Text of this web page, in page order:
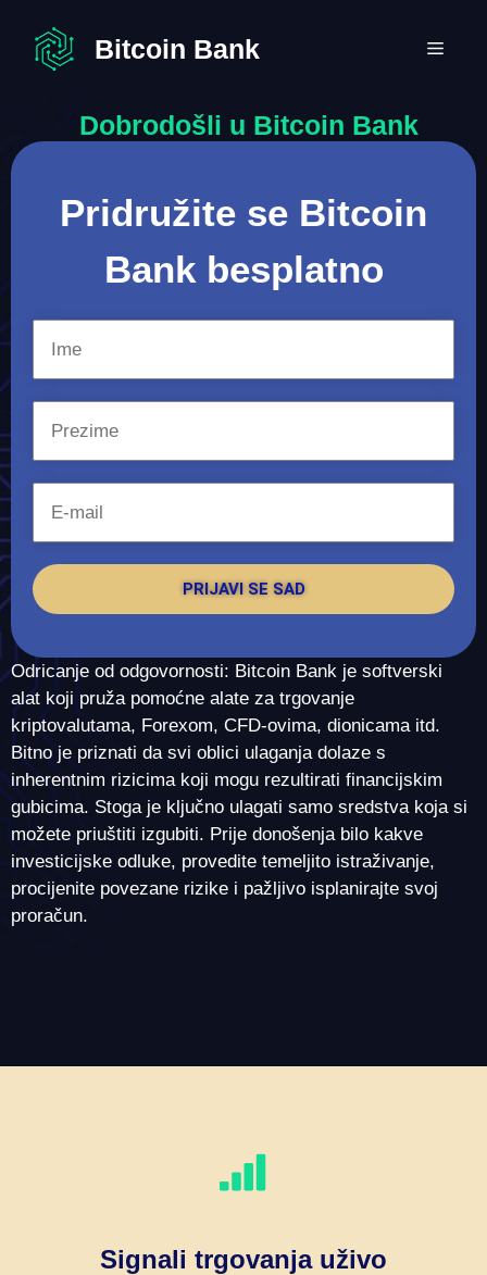
sadržaj
Bitcoin Bank
Dobrodošli u Bitcoin Bank
Odricanje od odgovornosti: Bitcoin Bank je softverski
alat koji pruža pomoćne alate za trgovanje
kriptovalutama, Forexom, CFD-ovima, dionicama itd.
Bitno je priznati da svi oblici ulaganja dolaze s
inherentnim rizicima koji mogu rezultirati financijskim
gubicima. Stoga je ključno ulagati samo sredstva koja si
možete priuštiti izgubiti. Prije donošenja bilo kakve
investicijske odluke, provedite temeljito istraživanje,
procijenite povezane rizike i pažljivo isplanirajte svoj
proračun.
Pridružite se Bitcoin
Bank besplatno
PRIJAVI SE SAD
Signali trgovanja uživo